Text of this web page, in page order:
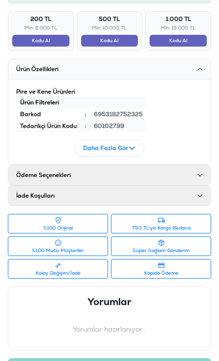
200 TL
Min: 6.000 TL
Kodu Al
500 TL
Min: 10.000 TL
Kodu Al
1.000 TL
Min: 15.000 TL
Kodu Al
Ürün Özellikleri
Pire ve Kene Ürünleri
Ürün Filtreleri
Barkod
:
6953182752325
Tedarikçi Ürün Kodu
: 60102799
Daha Fazla Gör
Ödeme Seçenekleri
İade Koşulları
%100 Orijinal 750 TL'ye Kargo Bedava
%100 Mutlu Müşteriler Süper Sağlam Gönderim
Kolay Değişim/İade Kapıda Ödeme
Yorumlar
Yorumlar hazırlanıyor...